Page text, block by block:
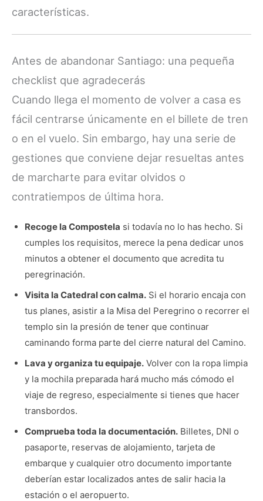
características.
Antes de abandonar Santiago: una pequeña
checklist que agradecerás
Cuando llega el momento de volver a casa es
fácil centrarse únicamente en el billete de tren
o en el vuelo. Sin embargo, hay una serie de
gestiones que conviene dejar resueltas antes
de marcharte para evitar olvidos o
contratiempos de última hora.
Recoge la Compostela si todavía no lo has hecho. Si
cumples los requisitos, merece la pena dedicar unos
minutos a obtener el documento que acredita tu
peregrinación.
Visita la Catedral con calma.Si el horario encaja con
tus planes, asistir a la Misa del Peregrino o recorrer el
templo sin la presión de tener que continuar
caminando forma parte del cierre natural del Camino.
Lava y organiza tu equipaje.Volver con la ropa limpia
y la mochila preparada hará mucho más cómodo el
viaje de regreso, especialmente si tienes que hacer
transbordos.
Comprueba toda la documentación.Billetes, DNI o
pasaporte, reservas de alojamiento, tarjeta de
embarque y cualquier otro documento importante
deberían estar localizados antes de salir hacia la
estación o el aeropuerto.